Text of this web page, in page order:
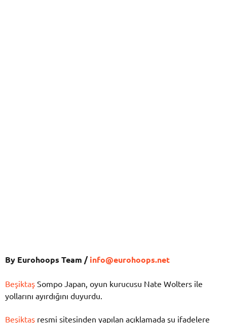
By Eurohoops Team /info@eurohoops.net
Beşiktaş Sompo Japan, oyun kurucusu Nate Wolters ile
yollarını ayırdığını duyurdu.
Beşiktaş resmi sitesinden yapılan açıklamada şu ifadelere